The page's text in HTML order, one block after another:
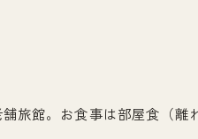
旅館。お食事は部屋食（離